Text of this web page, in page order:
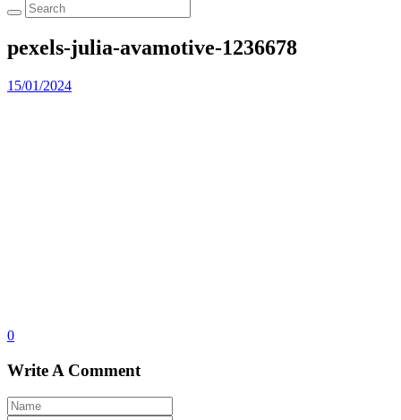
pexels-julia-avamotive-1236678
15/01/2024
0
Write A Comment